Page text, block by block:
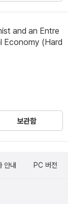
and an Entre
Economy (Hard
보관함
안내 PC 버전